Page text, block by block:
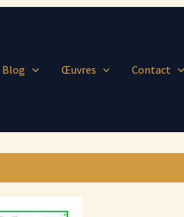
Blog Œuvres Contact